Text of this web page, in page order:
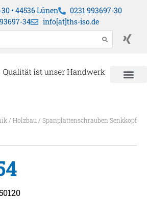
• 44536 Lünen
0231 993697-30
34
info[at]ths-iso.de
/ Holzbau/ Spanplattenschrauben Senkkopf